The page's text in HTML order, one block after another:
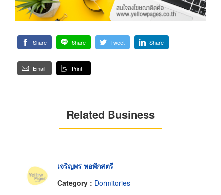
Share Share Tweet Share
Email Print
Related Business
เจริญพร หอพักสตรี
Category : Dormitories